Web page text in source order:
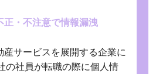
正・不注意で情報漏洩
サービスを展開する企業に
の社員が転職の際に個人情